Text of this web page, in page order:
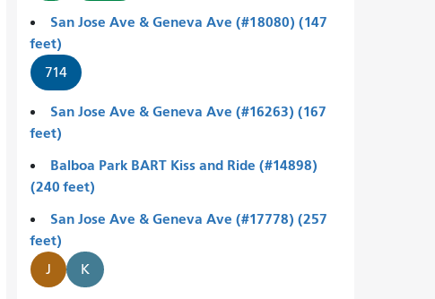
San Jose Ave & Geneva Ave (#18080) (147
feet)
714
San Jose Ave & Geneva Ave (#16263) (167
feet)
Balboa Park BART Kiss and Ride (#14898)
(240 feet)
San Jose Ave & Geneva Ave (#17778) (257
feet)
J K